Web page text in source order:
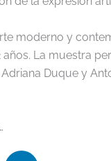
moderno y
La muestra
Duque y